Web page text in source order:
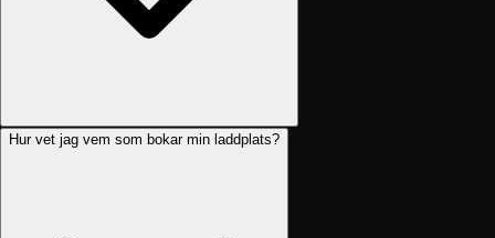
Hur vet jag vem som bokar min laddplats?